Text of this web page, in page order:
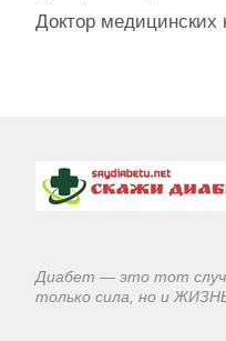
Доктор медицинских
Диабет — это тот
только сила, но и